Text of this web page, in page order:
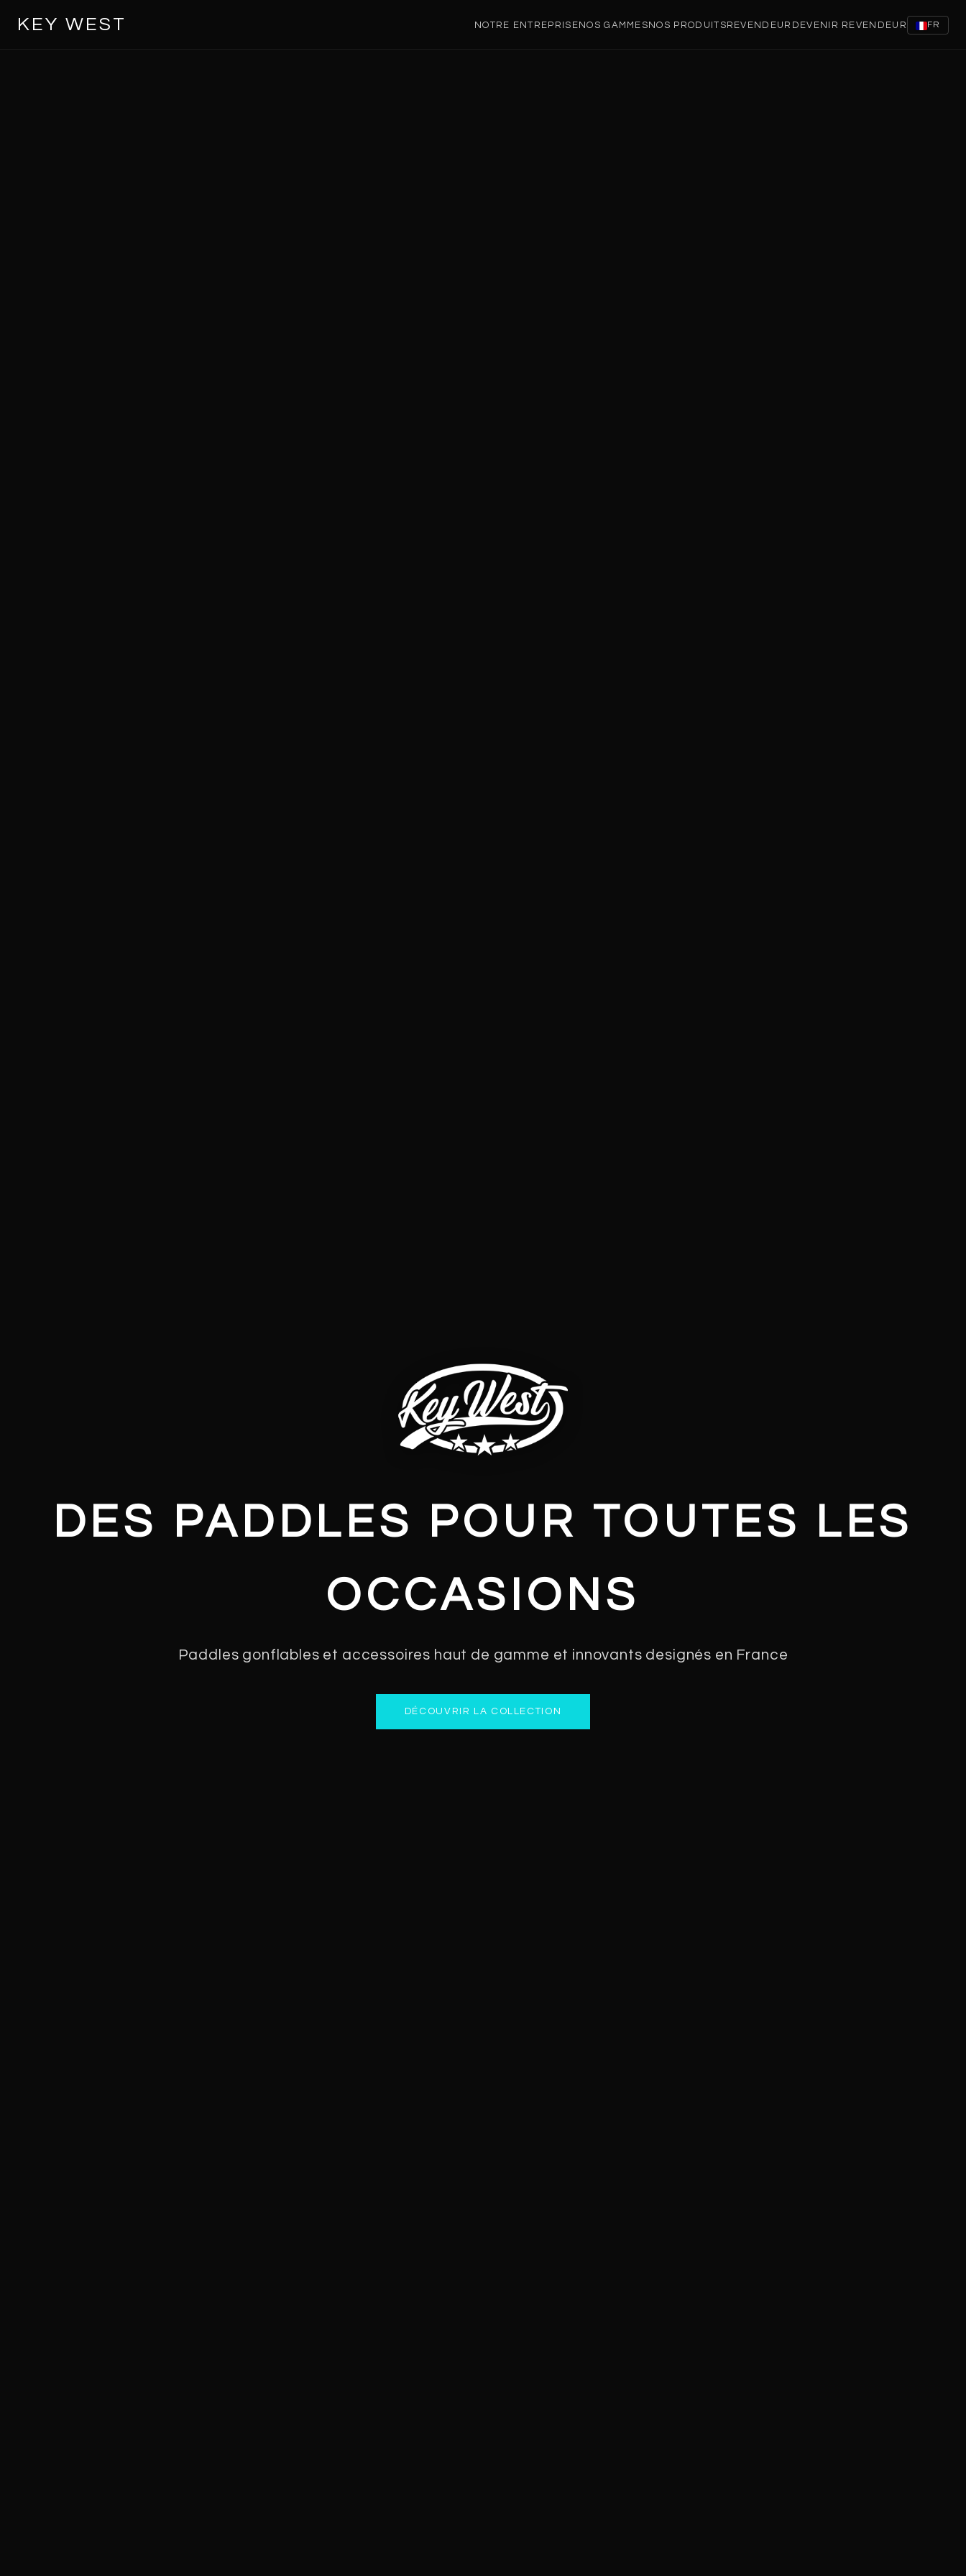
KEY WEST NOTRE ENTREPRISENOS GAMMESNOS PRODUITSREVENDEUR DEVENIR REVENDEUR FR
DES PADDLES POUR TOUTES LES
OCCASIONS
Paddles gonflables et accessoires haut de gamme et innovants designés en France
DÉCOUVRIR LA COLLECTION